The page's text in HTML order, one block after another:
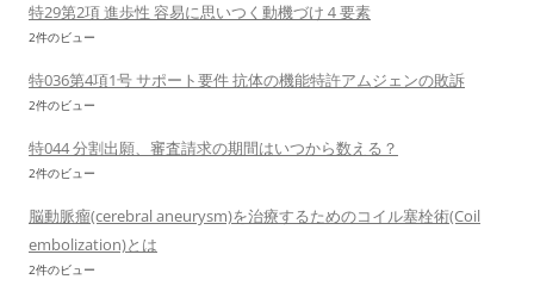
特29第2項 進歩性 容易に思いつく動機づけ４要素
2件のビュー
特036第4項1号 サポート要件 抗体の機能特許アムジェンの敗訴
2件のビュー
特044 分割出願、審査請求の期間はいつから数える？
2件のビュー
脳動脈瘤(cerebral aneurysm)を治療するためのコイル塞栓術(Coil
embolization)とは
2件のビュー